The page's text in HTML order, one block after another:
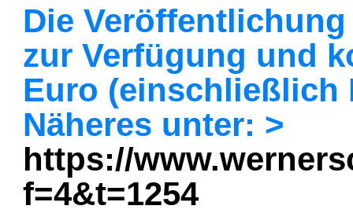
Die
zur Verfügung und
Euro (einschließlich
Näheres unter: >
https://
f=4&t=1254